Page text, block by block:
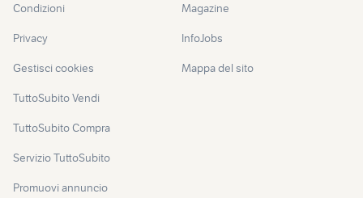
Condizioni
Privacy
Gestisci cookies
TuttoSubito Vendi
TuttoSubito Compra
Servizio TuttoSubito
Promuovi annuncio
Magazine
InfoJobs
Mappa del sito